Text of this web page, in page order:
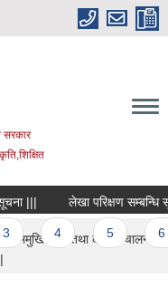
सरकार
||| लेखा परिक्षण सम्बन्धि
4 5 6
अभिमुखिकरण तथा कक्षा संचालन